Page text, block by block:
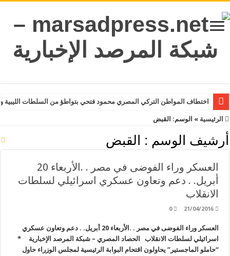
اختطاف المواطن التركي المصري محمود فتحي بتواطؤ من السلطات
الرئيسية » الوسم: القبض
أرشيف الوسم : القبض
العسكر وراء الفوضى في مصر . .الأربعاء 20
أبريل. . دعم وتعاون عسكري اسرائيلي لسلطات
الانقلاب
21/04/2016
0
العسكر وراء الفوضى في مصر . .الأربعاء 20 أبريل. . دعم وتعاون عسكري
اسرائيلي لسلطات الانقلاب الحصاد المصري – شبكة المرصد الإخبارية *
“حاملو الماجستير” يحاولون اقتحام البوابة الرئيسية لمجلس الوزراء حاول